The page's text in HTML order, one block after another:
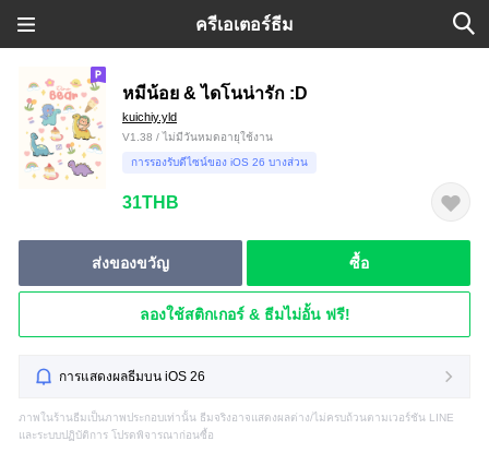
ครีเอเตอร์ธีม
หมีน้อย & ไดโนน่ารัก :D
kuichiy.yld
V1.38 / ไม่มีวันหมดอายุใช้งาน
การรองรับดีไซน์ของ iOS 26 บางส่วน
31THB
ส่งของขวัญ ซื้อ
ลองใช้สติกเกอร์ & ธีมไม่อั้น ฟรี!
การแสดงผลธีมบน iOS 26
ภาพในร้านธีมเป็นภาพประกอบเท่านั้น ธีมจริงอาจแสดงผลต่าง/ไม่ครบถ้วนตามเวอร์ชัน LINE
และระบบปฏิบัติการ โปรดพิจารณาก่อนซื้อ